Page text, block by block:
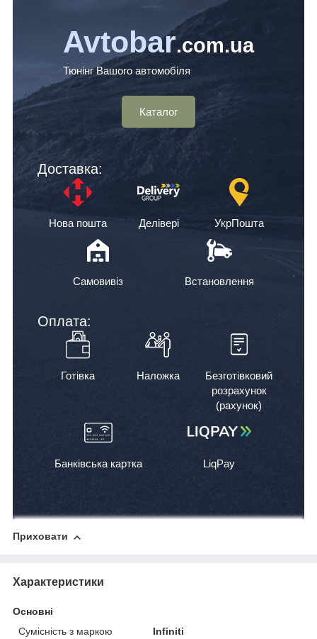
Avtobar.com.ua
Тюнінг Вашого автомобіля
Каталог
Доставка:
Нова пошта Делівері УкрПошта
Самовивіз Встановлення
Оплата:
Готівка Наложка
Безготівковий
розрахунок
(рахунок)
Банківська картка LiqPay
Приховати
Характеристики
Основні
Сумісність з маркою
Infiniti